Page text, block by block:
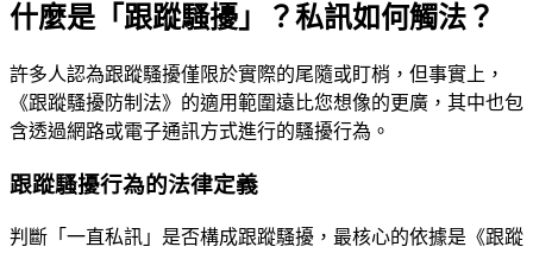
什麼是「跟蹤騷擾」？私訊如何觸法？
許多人認為跟蹤騷擾僅限於實際的尾隨或盯梢，但事實上，
《跟蹤騷擾防制法》的適用範圍遠比您想像的更廣，其中也包
含透過網路或電子通訊方式進行的騷擾行為。
跟蹤騷擾行為的法律定義
判斷「一直私訊」是否構成跟蹤騷擾，最核心的依據是《跟蹤